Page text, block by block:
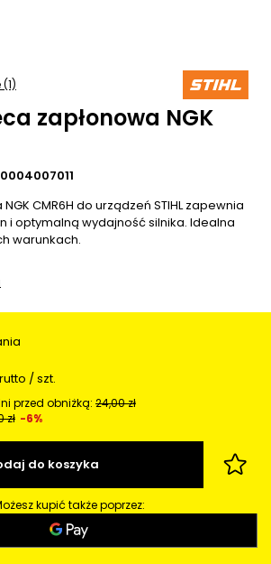
zapłonowa NGK
CMR6H do urządzeń STIHL zapewnia
i optymalną wydajność silnika. Idealna
warunkach.
/ szt.
przed obniżką: 24,00 zł
zł -6%
do koszyka
kupić także poprzez: